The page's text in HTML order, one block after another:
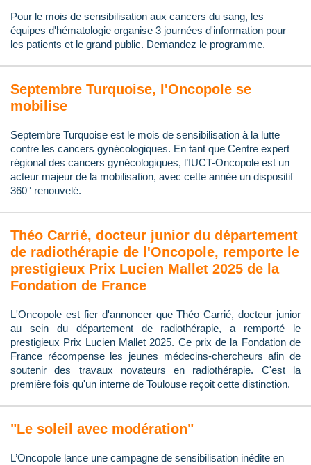
Pour le mois de sensibilisation aux cancers du sang, les
équipes d'hématologie organise 3 journées d'information pour
les patients et le grand public. Demandez le programme.
Septembre Turquoise, l'Oncopole se
mobilise
Septembre Turquoise est le mois de sensibilisation à la lutte
contre les cancers gynécologiques. En tant que Centre expert
régional des cancers gynécologiques, l’IUCT-Oncopole est un
acteur majeur de la mobilisation, avec cette année un dispositif
360° renouvelé.
Théo Carrié, docteur junior du département
de radiothérapie de l'Oncopole, remporte le
prestigieux Prix Lucien Mallet 2025 de la
Fondation de France
L'Oncopole est fier d'annoncer que Théo Carrié, docteur junior
au sein du département de radiothérapie, a remporté le
prestigieux Prix Lucien Mallet 2025. Ce prix de la Fondation de
France récompense les jeunes médecins-chercheurs afin de
soutenir des travaux novateurs en radiothérapie. C'est la
première fois qu'un interne de Toulouse reçoit cette distinction.
"Le soleil avec modération"
L’Oncopole lance une campagne de sensibilisation inédite en